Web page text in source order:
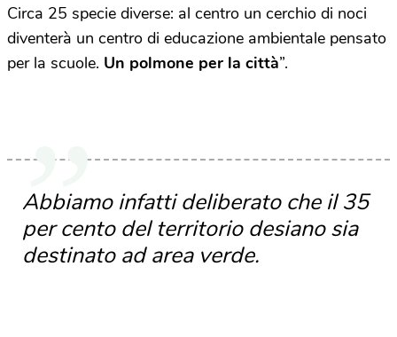
Circa 25 specie diverse: al centro un cerchio di noci
diventerà un centro di educazione ambientale pensato
per la scuole. Un polmone per la città”.
Abbiamo infatti deliberato che il 35
per cento del territorio desiano sia
destinato ad area verde.